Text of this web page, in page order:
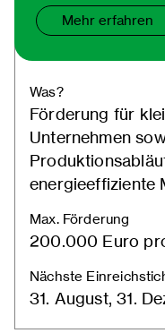
Mehr erfahren
Was?
Förderung für
Unternehmen
energieeffiziente
Max. Förderung
200.000 Euro
Nächste
31. August, 31.